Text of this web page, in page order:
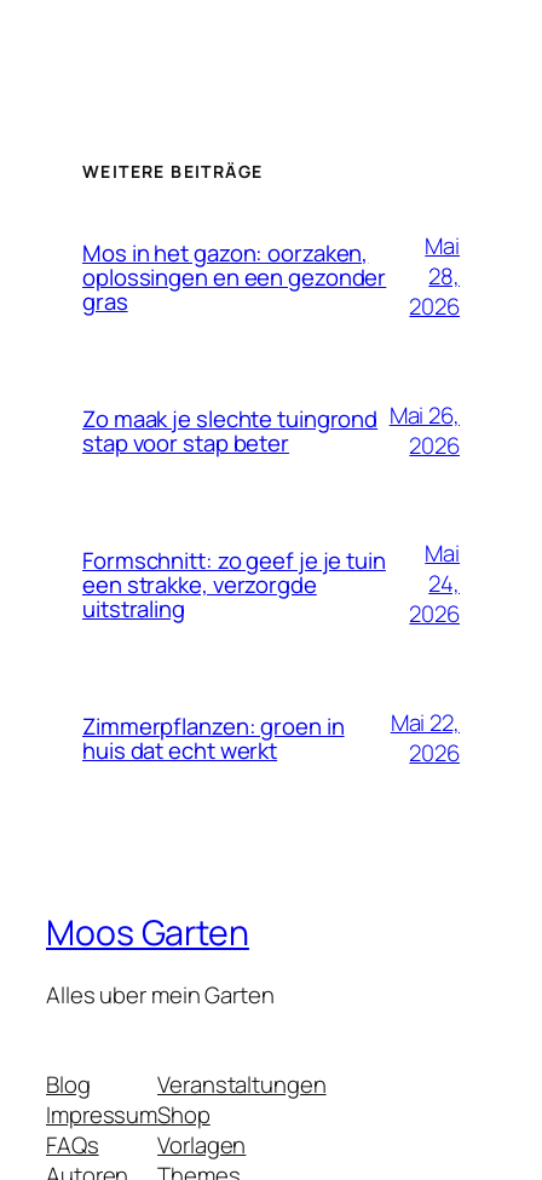
WEITERE BEITRÄGE
Mos in het gazon: oorzaken,
oplossingen en een gezonder
gras
Mai
28,
2026
Zo maak je slechte tuingrond
stap voor stap beter
Mai 26,
2026
Formschnitt: zo geef je je tuin
een strakke, verzorgde
uitstraling
Mai
24,
2026
Zimmerpflanzen: groen in
huis dat echt werkt
Mai 22,
2026
Moos Garten
Alles uber mein Garten
Blog
Impressum
FAQs
Veranstaltungen
Shop
Vorlagen